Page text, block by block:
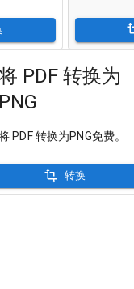
PDF 转换为
PNG
PDF 转换为PNG免费。
转换